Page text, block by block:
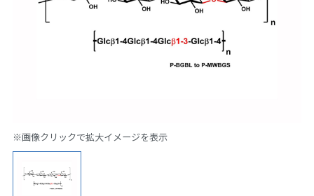
※画像クリックで拡大イメージを表示